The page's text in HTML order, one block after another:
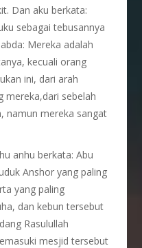
Dan aku berkata:
sebagai tebusannya
Mereka adalah
kecuali orang
ini, dari arah
mereka,dari sebelah
namun mereka sangat
anhu berkata: Abu
Anshor yang paling
yang paling
dan kebun tersebut
Rasulullah
mesjid tersebut